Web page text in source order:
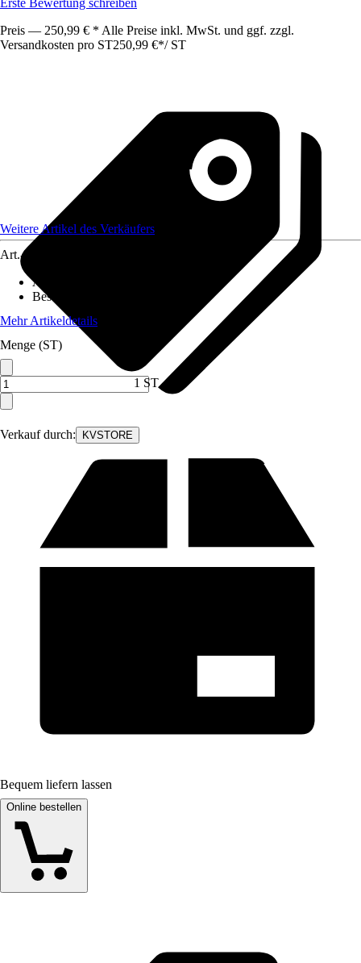
Erste Bewertung schreiben
Preis — 250,99 € * Alle Preise inkl. MwSt. und ggf. zzgl.
Versandkosten pro ST250,99 €*/ ST
Verkauf durch: KVSTORE
Weitere Artikel des Verkäufers
Art.-Nr.
Anwendungsbereich
Beschichtung
Mehr Artikeldetails
Menge (ST)
1 ST
Bequem liefern lassen
Online bestellen